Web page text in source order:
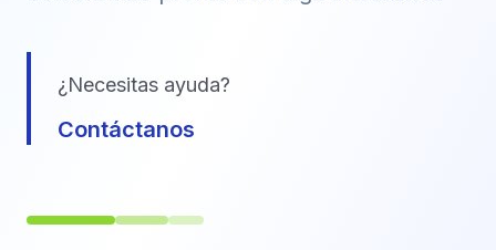
¿Necesitas ayuda?
Contáctanos